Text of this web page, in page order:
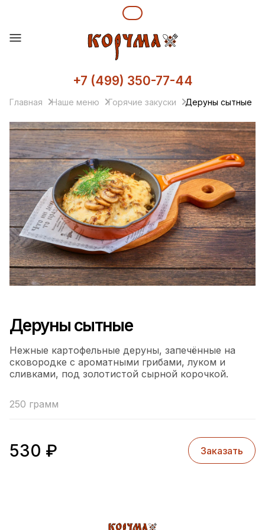
+7 (499) 350-77-44
Главная Наше меню Горячие закуски Деруны сытные
Деруны сытные
Нежные картофельные деруны, запечённые на
сковородке с ароматными грибами, луком и
сливками, под золотистой сырной корочкой.
250 грамм
530 ₽ Заказать